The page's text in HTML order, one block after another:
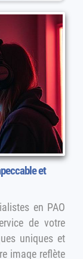
et
en PAO
de votre
uniques et
image reflète